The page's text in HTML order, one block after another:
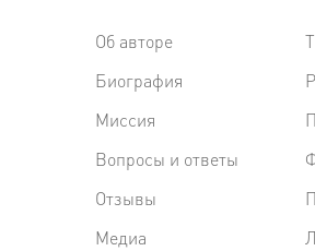
Об авторе
Биография
Миссия
Вопросы и ответы
Отзывы
Медиа